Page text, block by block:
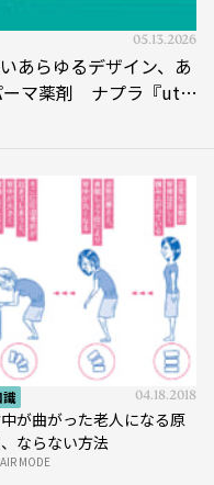
05.13.2026
らゆるデザイン、あ
ーマ薬剤 ナプラ『ut-
識 04.18.2018
が曲がった老人になる原
ならない方法
MODE